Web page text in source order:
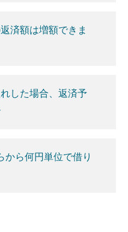
済額は増額できま
した場合、返済予
から何円単位で借り